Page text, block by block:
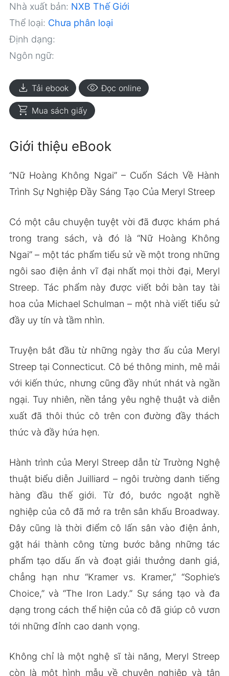
Nhà xuất bản: NXB Thế Giới
Thể loại: Chưa phân loại
Định dạng:
Ngôn ngữ:
download Tải ebook visibility Đọc online
shopping_cart Mua sách giấy
Giới thiệu eBook
“Nữ Hoàng Không Ngai” – Cuốn Sách Về Hành
Trình Sự Nghiệp Đầy Sáng Tạo Của Meryl Streep
Có một câu chuyện tuyệt vời đã được khám phá
trong trang sách, và đó là “Nữ Hoàng Không
Ngai” – một tác phẩm tiểu sử về một trong những
ngôi sao điện ảnh vĩ đại nhất mọi thời đại, Meryl
Streep. Tác phẩm này được viết bởi bàn tay tài
hoa của Michael Schulman – một nhà viết tiểu sử
đầy uy tín và tầm nhìn.
Truyện bắt đầu từ những ngày thơ ấu của Meryl
Streep tại Connecticut. Cô bé thông minh, mê mải
với kiến thức, nhưng cũng đầy nhút nhát và ngần
ngại. Tuy nhiên, nền tảng yêu nghệ thuật và diễn
xuất đã thôi thúc cô trên con đường đầy thách
thức và đầy hứa hẹn.
Hành trình của Meryl Streep dẫn từ Trường Nghệ
thuật biểu diễn Juilliard – ngôi trường danh tiếng
hàng đầu thế giới. Từ đó, bước ngoặt nghề
nghiệp của cô đã mở ra trên sân khấu Broadway.
Đây cũng là thời điểm cô lấn sân vào điện ảnh,
gặt hái thành công từng bước bằng những tác
phẩm tạo dấu ấn và đoạt giải thưởng danh giá,
chẳng hạn như “Kramer vs. Kramer,” “Sophie’s
Choice,” và “The Iron Lady.” Sự sáng tạo và đa
dạng trong cách thể hiện của cô đã giúp cô vươn
tới những đỉnh cao danh vọng.
Không chỉ là một nghệ sĩ tài năng, Meryl Streep
còn là một hình mẫu về chuyên nghiệp và tận